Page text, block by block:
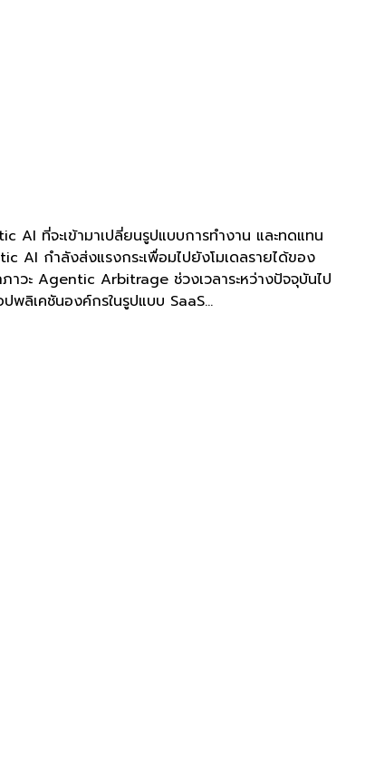
ที่จะเข้ามาเปลี่ยนรูปแบบการทำงาน และทดแทน
AI กำลังส่งแรงกระเพื่อมไปยังโมเดลรายได้ของ
วะ Agentic Arbitrage ช่วงเวลาระหว่างปัจจุบันไป
ลิเคชันองค์กรในรูปแบบ SaaS...